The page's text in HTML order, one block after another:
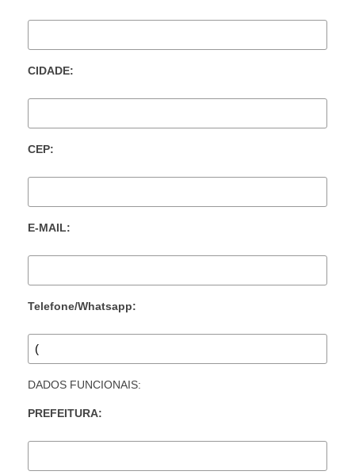
CIDADE:
CEP:
E-MAIL:
Telefone/Whatsapp:
DADOS FUNCIONAIS:
PREFEITURA: